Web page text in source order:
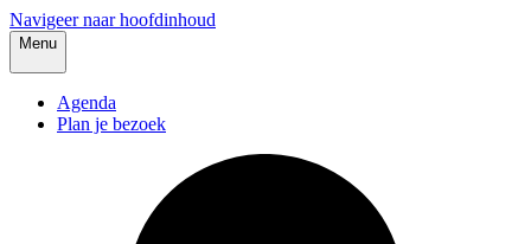
Navigeer naar hoofdinhoud
Menu
Agenda
Plan je bezoek